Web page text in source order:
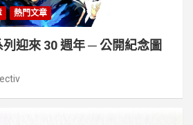
熱門文章
列迎來 30 週年 ─ 公開紀念圖